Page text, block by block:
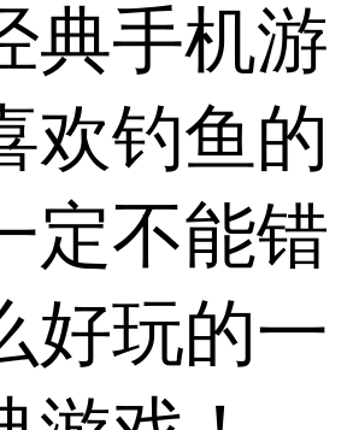
典手机游
欢钓鱼的
定不能错
好玩的一